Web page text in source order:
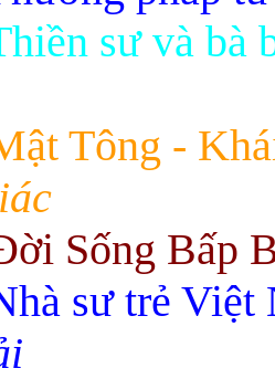
sư và bà
Tông -
Sống Bấp
sư trẻ